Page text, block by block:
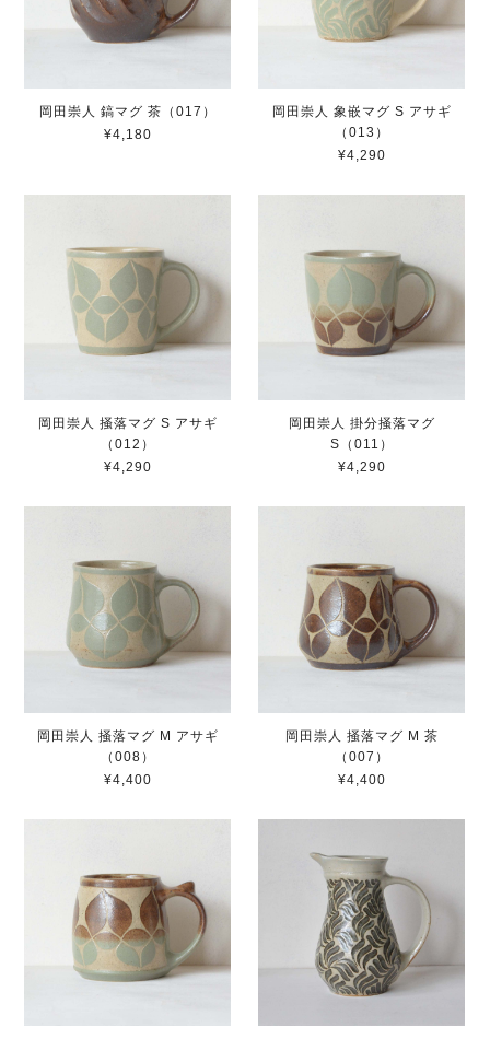
岡田崇人 鎬マグ 茶（017）
¥4,180
岡田崇人 象嵌マグ S アサギ
（013）
¥4,290
岡田崇人 掻落マグ S アサギ
（012）
¥4,290
岡田崇人 掛分掻落マグ
S（011）
¥4,290
岡田崇人 掻落マグ M アサギ
（008）
¥4,400
岡田崇人 掻落マグ M 茶
（007）
¥4,400